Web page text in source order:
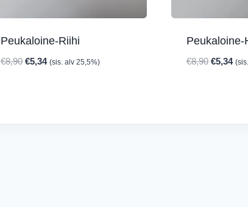
Peukaloine-Riihi
€8,90 Alkuperäinen
€5,34Nykyinen
(sis. alv 25,5%)
Peukaloine-
€8,90 €5,34